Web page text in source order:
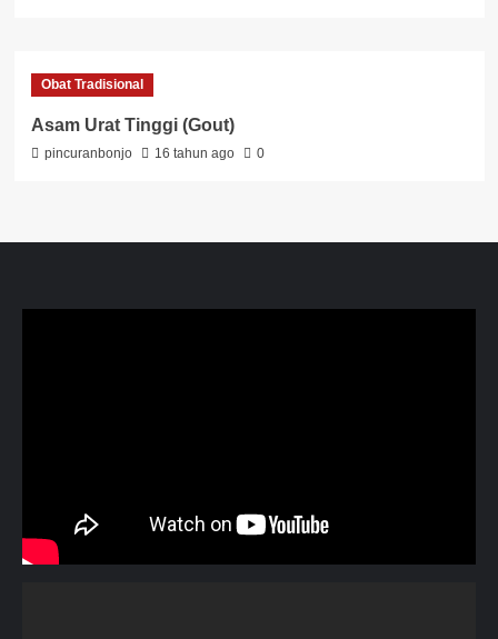
Obat Tradisional
Asam Urat Tinggi (Gout)
pincuranbonjo 16 tahun ago 0